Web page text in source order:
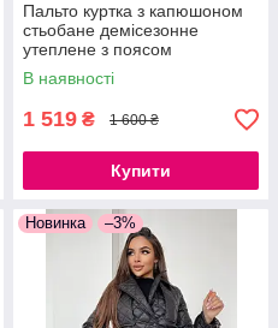
Пальто куртка з капюшоном
стьобане демісезонне
утеплене з поясом
В наявності
1 519 ₴ 1 600 ₴
Купити
Новинка –3%